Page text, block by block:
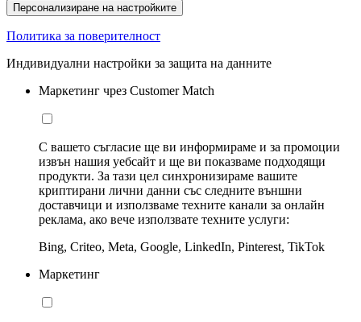
Персонализиране на настройките
Политика за поверителност
Индивидуални настройки за защита на данните
Маркетинг чрез Customer Match
С вашето съгласие ще ви информираме и за промоции
извън нашия уебсайт и ще ви показваме подходящи
продукти. За тази цел синхронизираме вашите
криптирани лични данни със следните външни
доставчици и използваме техните канали за онлайн
реклама, ако вече използвате техните услуги:
Bing, Criteo, Meta, Google, LinkedIn, Pinterest, TikTok
Маркетинг